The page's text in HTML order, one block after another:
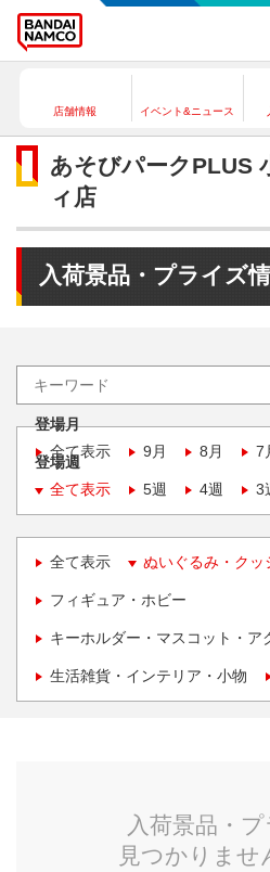
店舗情報 イベント&ニュース
あそびパークPLUS
ィ店
入荷景品・プライズ
登場月
全て表示
9月 8月 7
登場週
全て表示
5週 4週 3
全て表示 ぬいぐるみ・クッ
フィギュア・ホビー
キーホルダー・マスコット・ア
生活雑貨・インテリア・小物